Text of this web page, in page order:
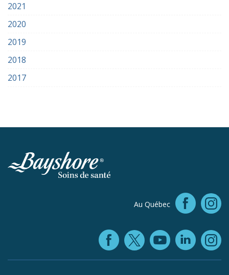
2021
2020
2019
2018
2017
Au Québec
Facebook
X (opens